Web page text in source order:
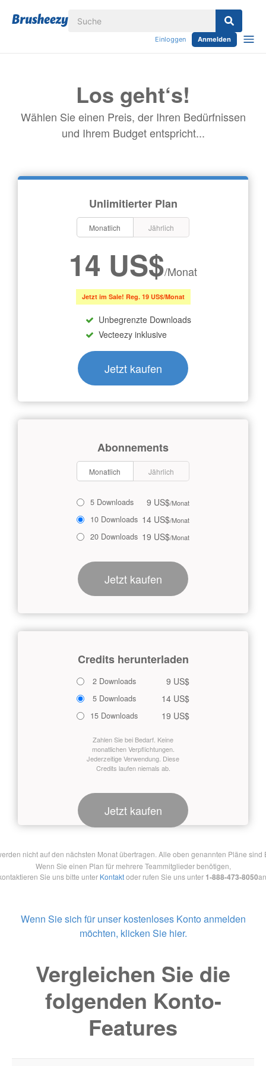
Einloggen Anmelden
Los geht‘s!
Wählen Sie einen Preis, der Ihren Bedürfnissen
und Ihrem Budget entspricht...
Unlimitierter Plan
Monatlich Jährlich
14 US$/Monat
Jetzt im Sale! Reg. 19 US$/Monat
Unbegrenzte Downloads
Vecteezy inklusive
Jetzt kaufen
Abonnements
Monatlich Jährlich
5 Downloads 9 US$/Monat
10 Downloads 14 US$/Monat
20 Downloads 19 US$/Monat
Jetzt kaufen
Credits herunterladen
2 Downloads 9 US$
5 Downloads 14 US$
15 Downloads 19 US$
Zahlen Sie bei Bedarf. Keine
monatlichen Verpflichtungen.
Jederzeitige Verwendung. Diese
Credits laufen niemals ab.
Jetzt kaufen
nicht auf den nächsten Monat übertragen. Alle oben genannten Pläne
Wenn Sie einen Plan für mehrere Teammitglieder benötigen,
Sie uns bitte unter Kontaktoder rufen Sie uns unter 1-888-473-8050
Wenn Sie sich für unser kostenloses Konto anmelden
möchten, klicken Sie hier.
Vergleichen Sie die
folgenden Konto-
Features